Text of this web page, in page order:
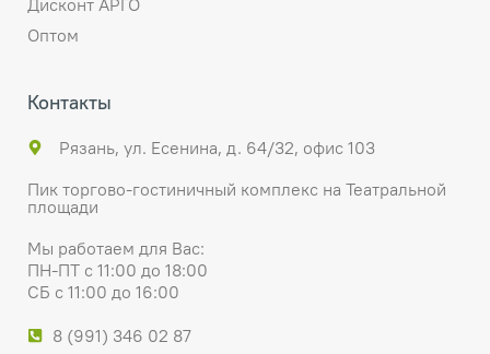
Оптом
Контакты
Рязань, ул. Есенина, д. 64/32, офис 103
Пик торгово-гостиничный комплекс на Театральной
площади
Мы работаем для Вас:
ПН-ПТ с 11:00 до 18:00
СБ с 11:00 до 16:00
8 (991) 346 02 87